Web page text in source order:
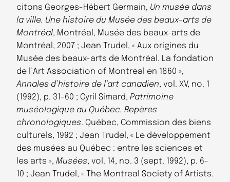
citons Georges-Hébert Germain, Un musée dans
la ville. Une histoire du Musée des beaux-arts de
Montréal, Montréal, Musée des beaux-arts de
Montréal, 2007 ; Jean Trudel, « Aux origines du
Musée des beaux-arts de Montréal. La fondation
de l’Art Association of Montreal en 1860 »,
Annales d’histoire de l’art canadien, vol. XV, no. 1
(1992), p. 31-60 ; Cyril Simard, Patrimoine
muséologique au Québec. Repères
chronologiques. Québec, Commission des biens
culturels, 1992 ; Jean Trudel, « Le développement
des musées au Québec : entre les sciences et
les arts », Musées, vol. 14, no. 3 (sept. 1992), p. 6-
10 ; Jean Trudel, « The Montreal Society of Artists.